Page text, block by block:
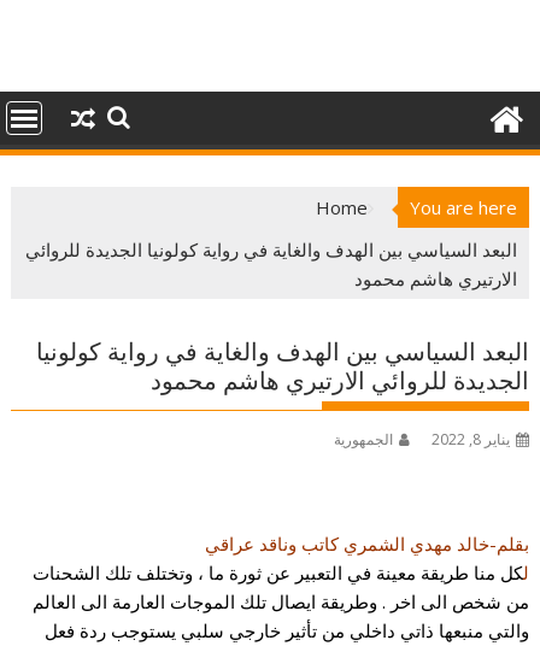
You are here
Home
البعد السياسي بين الهدف والغاية في رواية كولونيا الجديدة للروائي
الارتيري هاشم محمود
البعد السياسي بين الهدف والغاية في رواية كولونيا
الجديدة للروائي الارتيري هاشم محمود
يناير 8, 2022 الجمهورية
بقلم-خالد مهدي الشمري كاتب وناقد عراقي
لكل منا طريقة معينة في التعبير عن ثورة ما ، وتختلف تلك الشحنات
من شخص الى اخر . وطريقة ايصال تلك الموجات العارمة الى العالم
والتي منبعها ذاتي داخلي من تأثير خارجي سلبي يستوجب ردة فعل